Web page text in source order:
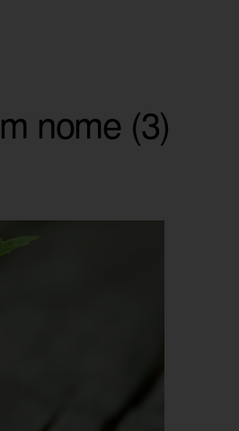
nome (3)